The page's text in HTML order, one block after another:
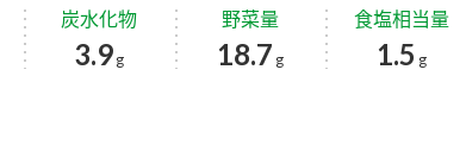
炭水化物
3.9g
野菜量
18.7 g
食塩相当量
1.5 g